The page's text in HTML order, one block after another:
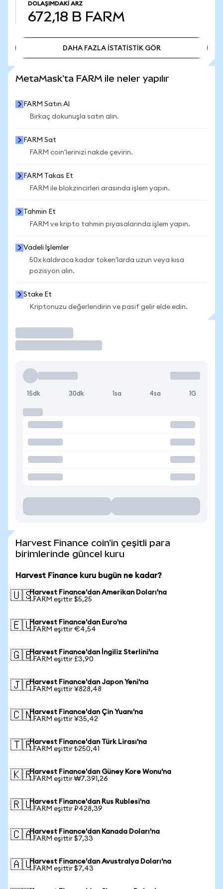
DOLAŞIMDAKI ARZ
672,18 B FARM
DAHA FAZLA İSTATİSTİK GÖR
MetaMask'ta FARM ile neler yapılır
FARM Satın Al
Birkaç dokunuşla satın alın.
FARM Sat
FARM coin'lerinizi nakde çevirin.
FARM Takas Et
FARM ile blokzincirleri arasında işlem yapın.
Tahmin Et
FARM ve kripto tahmin piyasalarında işlem yapın.
Vadeli İşlemler
50x kaldıraca kadar token'larda uzun veya kısa
pozisyon alın.
Stake Et
Kriptonuzu değerlendirin ve pasif gelir elde edin.
15dk 30dk 1sa 4sa 1G
Harvest Finance coin'in çeşitli para
birimlerinde güncel kuru
Harvest Finance kuru bugün ne kadar?
🇺🇸Harvest Finance'dan Amerikan Doları'na
1 FARM eşittir $5,25
🇪🇺Harvest Finance'dan Euro'na
1 FARM eşittir €4,54
🇬🇧Harvest Finance'dan İngiliz Sterlini'na
1 FARM eşittir £3,90
🇯🇵Harvest Finance'dan Japon Yeni'na
1 FARM eşittir ¥828,48
🇨🇳Harvest Finance'dan Çin Yuanı'na
1 FARM eşittir ¥35,42
🇹🇷Harvest Finance'dan Türk Lirası'na
1 FARM eşittir ₺250,41
🇰🇷Harvest Finance'dan Güney Kore Wonu'na
1 FARM eşittir ₩7.391,26
🇷🇺Harvest Finance'dan Rus Rublesi'na
1 FARM eşittir ₽428,39
🇨🇦Harvest Finance'dan Kanada Doları'na
1 FARM eşittir $7,33
🇦🇺Harvest Finance'dan Avustralya Doları'na
1 FARM eşittir $7,43